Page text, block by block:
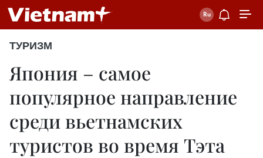
ТУРИЗМ
Япония – самое
популярное направление
среди вьетнамских
туристов во время Тэта